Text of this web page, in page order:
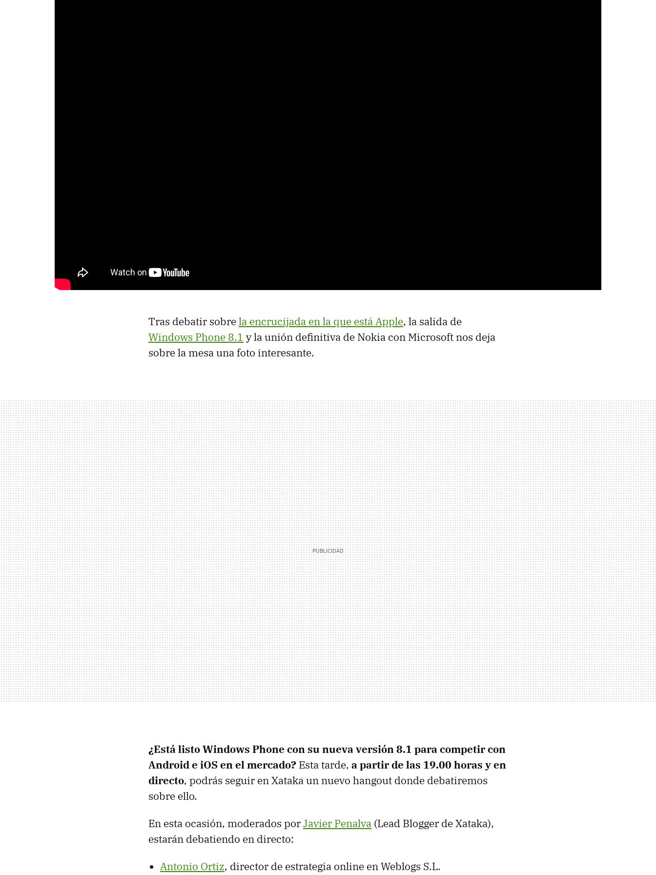
Tras debatir sobrela encrucijada en la que está Apple, la salida de
Windows Phone 8.1 y la unión definitiva de Nokia con Microsoft nos deja
sobre la mesa una foto interesante.
¿Está listo Windows Phone con su nueva versión 8.1 para competir con
Android e iOS en el mercado? Esta tarde, a partir de las 19.00 horas y en
directo, podrás seguir en Xataka un nuevo hangout donde debatiremos
sobre ello.
En esta ocasión, moderados porJavier Penalva (Lead Blogger de Xataka),
estarán debatiendo en directo:
Antonio Ortiz, director de estrategia online en Weblogs S.L.